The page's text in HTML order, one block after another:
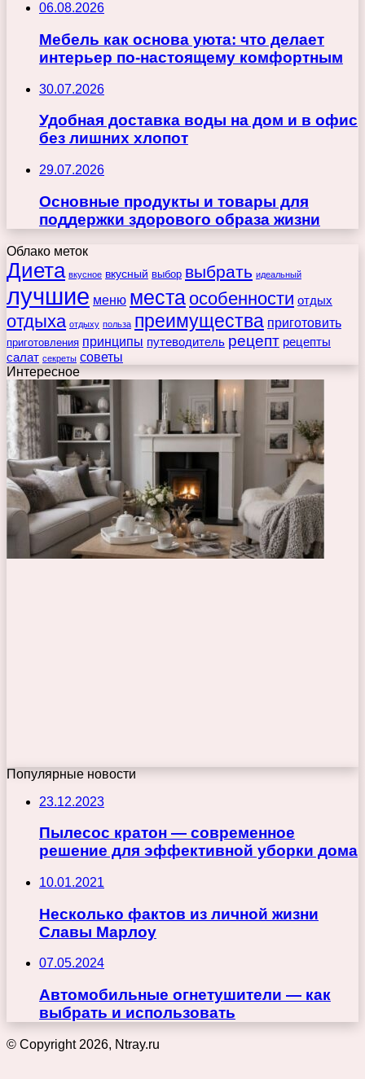
06.08.2026
Мебель как основа уюта: что делает
интерьер по-настоящему комфортным
30.07.2026
Удобная доставка воды на дом и в офис
без лишних хлопот
29.07.2026
Основные продукты и товары для
поддержки здорового образа жизни
Облако меток
Диета вкусное вкусный выбор выбрать идеальный
лучшие меню места особенности отдых
отдыха отдыху польза преимущества приготовить
приготовления принципы путеводитель рецепт рецепты
салат секреты советы
Интересное
Популярные новости
23.12.2023
Пылесос кратон — современное
решение для эффективной уборки дома
10.01.2021
Несколько фактов из личной жизни
Славы Марлоу
07.05.2024
Автомобильные огнетушители — как
выбрать и использовать
© Copyright 2026, Ntray.ru